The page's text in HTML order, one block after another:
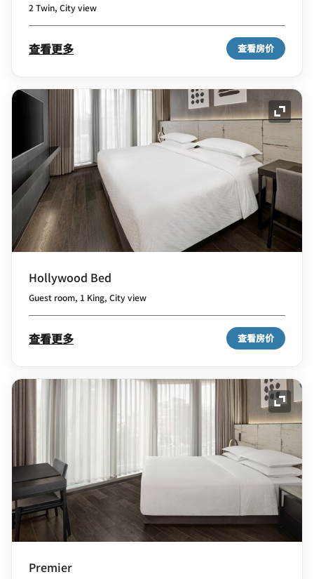
2 Twin, City view
查看更多 查看房价
展开
Hollywood Bed
Guest room, 1 King, City view
查看更多 查看房价
展开
Premier